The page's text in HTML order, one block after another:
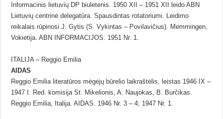
Informacinis lietuvių DP biuletenis. 1950 XII – 1951 XII leido ABN
Lietuvių centrinė delegatūra. Spausdintas rotatoriumi. Leidimo
reikalais rūpinosi J. Gytis (S. Vykintas – Povilavičius). Memmingen,
Vokietija. ABN INFORMACIJOS. 1951 Nr. 1.
ITALIJA – Reggio Emilia
AIDAS
Reggio Emilia literatūros mėgėjų būrelio laikraštėlis, leistas 1946 IX –
1947 I. Red. komisija St. Mikelionis, A. Naujokas, B. Burčikas.
Reggio Emilia, Italija. AIDAS. 1946 Nr. 3 – 4; 1947 Nr. 1.